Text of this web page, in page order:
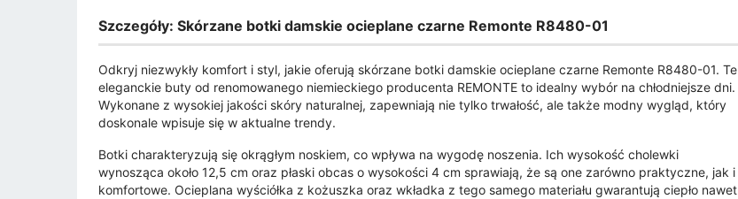
Szczegóły: Skórzane botki damskie ocieplane czarne Remonte R8480-01
Odkryj niezwykły komfort i styl, jakie oferują skórzane botki damskie ocieplane czarne Remonte R8480-01. Te
eleganckie buty od renomowanego niemieckiego producenta REMONTE to idealny wybór na chłodniejsze dni.
Wykonane z wysokiej jakości skóry naturalnej, zapewniają nie tylko trwałość, ale także modny wygląd, który
doskonale wpisuje się w aktualne trendy.
Botki charakteryzują się okrągłym noskiem, co wpływa na wygodę noszenia. Ich wysokość cholewki
wynosząca około 12,5 cm oraz płaski obcas o wysokości 4 cm sprawiają, że są one zarówno praktyczne, jak i
komfortowe. Ocieplana wyściółka z kożuszka oraz wkładka z tego samego materiału gwarantują ciepło nawet